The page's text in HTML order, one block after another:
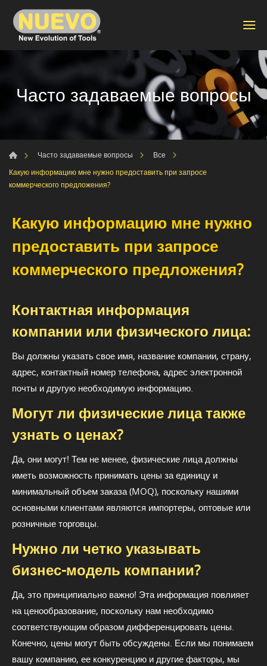
Часто задаваемые вопросы
Часто задаваемые вопросы
Все
Какую информацию мне нужно предоставить при запросе
коммерческого предложения?
Какую информацию мне нужно
предоставить при запросе
коммерческого предложения?
Контактная информация
компании или физического лица:
Вы должны указать свое имя, название компании, страну,
адрес, контактный номер телефона, адрес электронной
почты и другую необходимую информацию.
Могут ли физические лица также
узнать о ценах?
Да, они могут! Тем не менее, физические лица должны
иметь возможность принимать цены за единицу и
минимальный объем заказа (MOQ), поскольку нашими
основными клиентами являются импортеры, оптовые или
розничные торговцы.
Нужно ли четко указывать
бизнес-модель компании?
Да, это принципиально важно! Эта информация повлияет
на ценообразование, поскольку нам необходимо
соответствующим образом дифференцировать цены.
Конечно, цены могут быть обсуждены. Если мы понимаем
вашу компанию, ее конкуренцию и другие факторы, мы